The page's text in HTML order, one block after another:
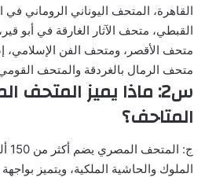
القاهرة، المتحف اليوناني الروماني في
القبطي، متحف الآثار الغارقة في أبو
متحف الأقصر، ومتحف الفن
متحف الرمال بالغردقة والمتحف القومي
س2: ماذا يميز
المتاحف؟
ج:
الملوك والحاشية الملكية، ويتميز